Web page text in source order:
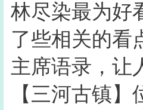
林尽染最为好
了些相关的看
主席语录，让
【三河古镇